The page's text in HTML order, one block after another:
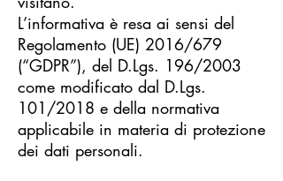
L’informativa è resa ai sensi del
Regolamento (UE) 2016/679
(“GDPR”), del D.Lgs. 196/2003
come modificato dal D.Lgs.
101/2018 e della normativa
applicabile in materia di protezione
dei dati personali.